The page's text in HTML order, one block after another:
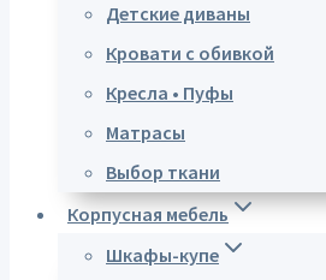
Детские диваны
Кровати с обивкой
Кресла • Пуфы
Матрасы
Выбор ткани
Корпусная мебель
Шкафы-купе